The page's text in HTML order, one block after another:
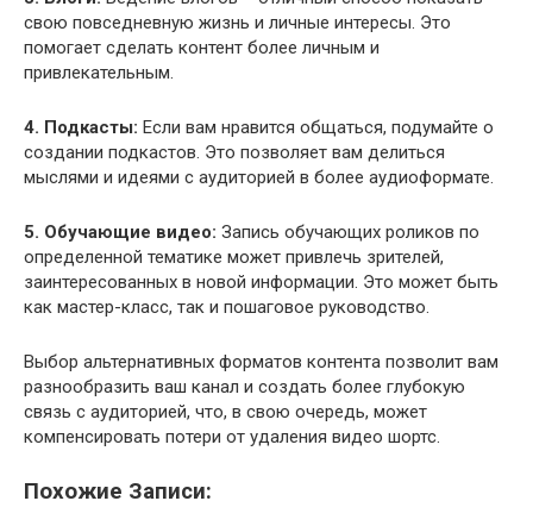
свою повседневную жизнь и личные интересы. Это
помогает сделать контент более личным и
привлекательным.
4. Подкасты: Если вам нравится общаться, подумайте о
создании подкастов. Это позволяет вам делиться
мыслями и идеями с аудиторией в более аудиоформате.
5. Обучающие видео: Запись обучающих роликов по
определенной тематике может привлечь зрителей,
заинтересованных в новой информации. Это может быть
как мастер-класс, так и пошаговое руководство.
Выбор альтернативных форматов контента позволит вам
разнообразить ваш канал и создать более глубокую
связь с аудиторией, что, в свою очередь, может
компенсировать потери от удаления видео шортс.
Похожие Записи: